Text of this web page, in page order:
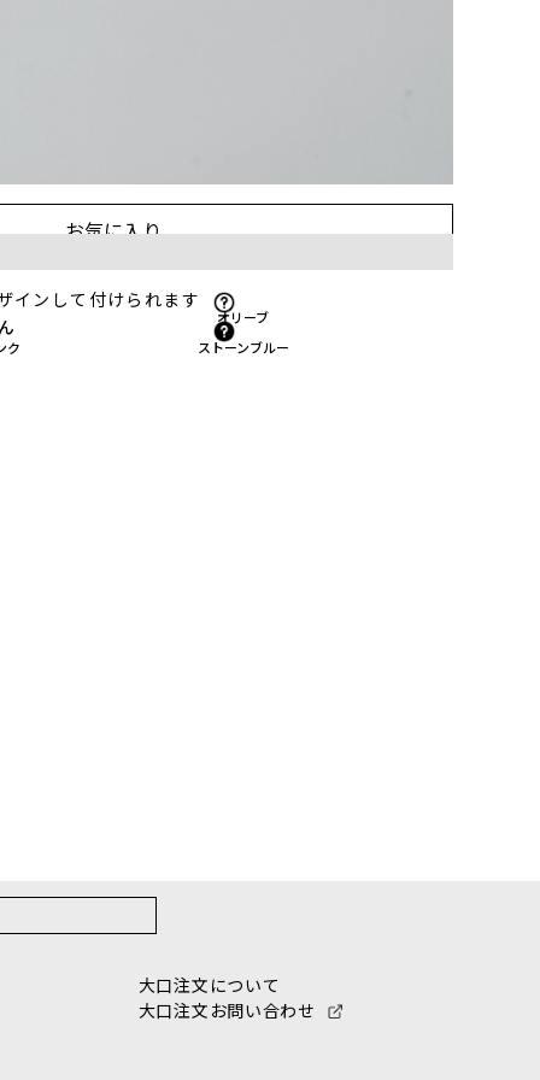
お気に入り
オリーブ
ク
ストーンブルー
インして付けられます
大口注文について
大口注文お問い合わせ